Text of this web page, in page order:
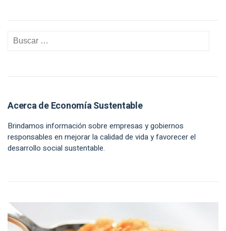
Acerca de Economía Sustentable
Brindamos información sobre empresas y gobiernos
responsables en mejorar la calidad de vida y favorecer el
desarrollo social sustentable.